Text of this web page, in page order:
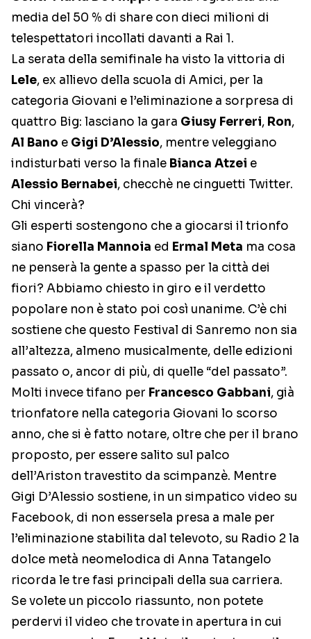
media del 50 % di share con dieci milioni di
telespettatori incollati davanti a Rai 1.
La serata della semifinale ha visto la vittoria di
Lele, ex allievo della scuola di Amici, per la
categoria Giovani e l’eliminazione a sorpresa di
quattro Big: lasciano la gara Giusy Ferreri, Ron,
Al Bano e Gigi D’Alessio, mentre veleggiano
indisturbati verso la finale Bianca Atzei e
Alessio Bernabei, checchè ne cinguetti Twitter.
Chi vincerà?
Gli esperti sostengono che a giocarsi il trionfo
siano Fiorella Mannoia ed Ermal Meta ma cosa
ne penserà la gente a spasso per la città dei
fiori? Abbiamo chiesto in giro e il verdetto
popolare non è stato poi così unanime. C’è chi
sostiene che questo Festival di Sanremo non sia
all’altezza, almeno musicalmente, delle edizioni
passato o, ancor di più, di quelle “del passato”.
Molti invece tifano per Francesco Gabbani, già
trionfatore nella categoria Giovani lo scorso
anno, che si è fatto notare, oltre che per il brano
proposto, per essere salito sul palco
dell’Ariston travestito da scimpanzè. Mentre
Gigi D’Alessio sostiene, in un simpatico video su
Facebook, di non essersela presa a male per
l’eliminazione stabilita dal televoto, su Radio 2 la
dolce metà neomelodica di Anna Tatangelo
ricorda le tre fasi principali della sua carriera.
Se volete un piccolo riassunto, non potete
perdervi il video che trovate in apertura in cui